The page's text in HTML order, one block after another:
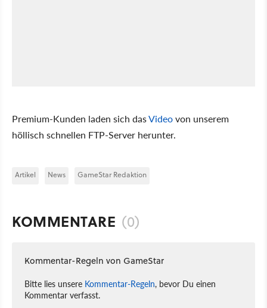
Premium-Kunden laden sich dasVideovon unserem
höllisch schnellen FTP-Server herunter.
Artikel News GameStar Redaktion
KOMMENTARE (0)
Kommentar-Regeln von GameStar
Bitte lies unsere Kommentar-Regeln, bevor Du einen
Kommentar verfasst.